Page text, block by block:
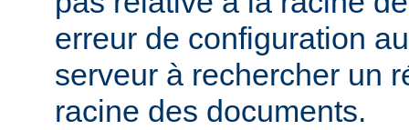
erreur de configuration
serveur à rechercher un
racine des documents.